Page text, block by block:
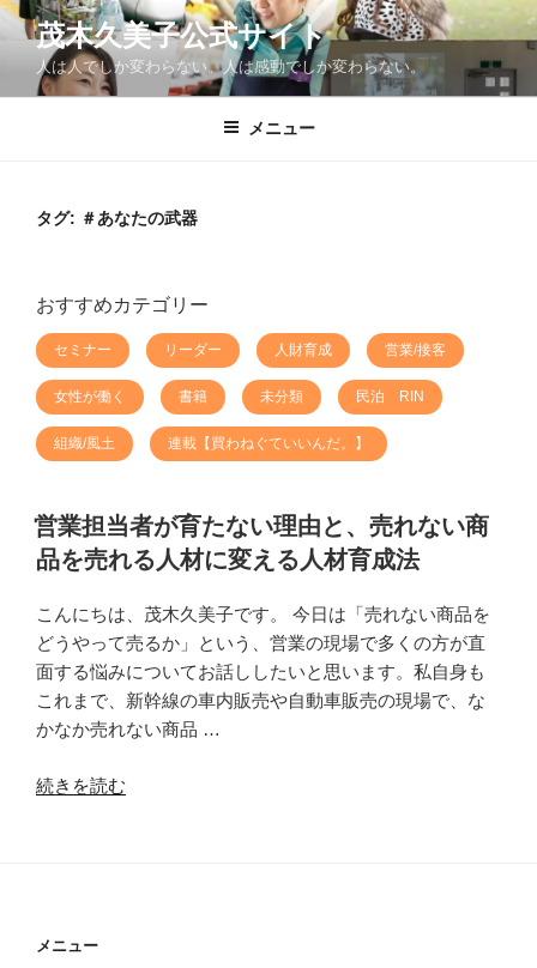
コ
ン
茂木久美子公式サイト
人は人でしか変わらない。人は感動でしか変わらない。
メニュー
タグ: ＃あなたの武器
おすすめカテゴリー
セミナー リーダー 人財育成 営業/接客
女性が働く 書籍 未分類 民泊 RIN
組織/風土 連載【買わねぐていいんだ。】
営業担当者が育たない理由と、売れない商
品を売れる人材に変える人材育成法
こんにちは、茂木久美子です。 今日は「売れない商品を
どうやって売るか」という、営業の現場で多くの方が直
面する悩みについてお話ししたいと思います。私自身も
これまで、新幹線の車内販売や自動車販売の現場で、な
かなか売れない商品 …
“営
育
続きを読む
メニュー